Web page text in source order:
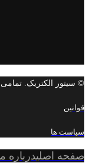
© سیتور الکتریک.
قوانین
سیاست ها
صفحه اصلیدرباره